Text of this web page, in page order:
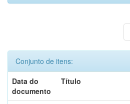
Conjunto de itens:
Data do
documento
Título